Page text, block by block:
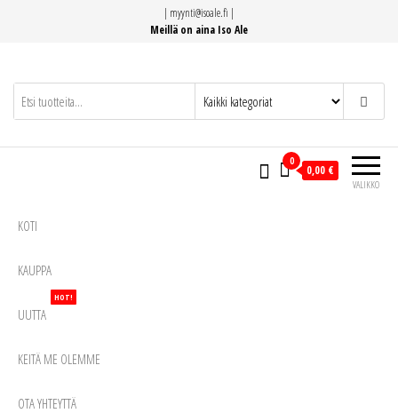
| myynti@isoale.fi |
Meillä on aina Iso Ale
VALIKKO
0
0,00 €
KOTI
KAUPPA
UUTTA
HOT!
KEITÄ ME OLEMME
OTA YHTEYTTÄ